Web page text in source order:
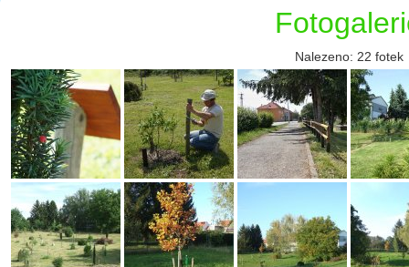
Nalezeno: 22 fotek